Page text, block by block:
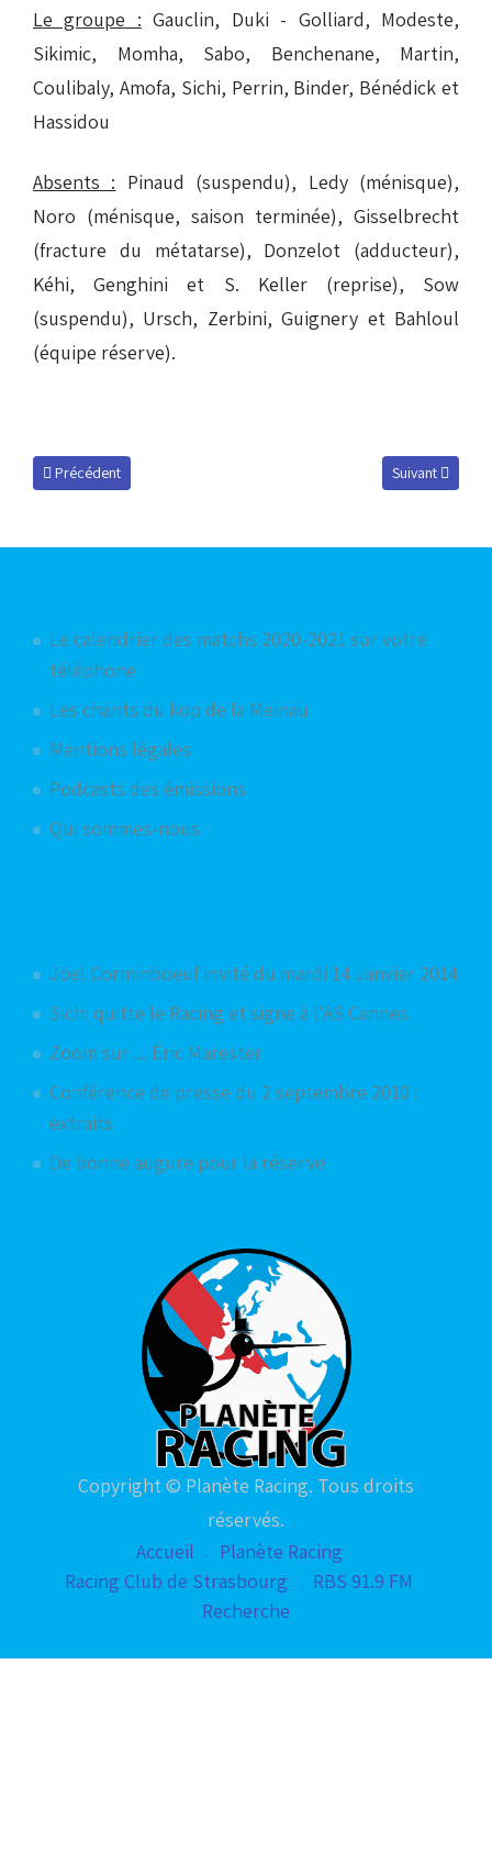
Le groupe : Gauclin, Duki - Golliard, Modeste,
Sikimic, Momha, Sabo, Benchenane, Martin,
Coulibaly, Amofa, Sichi, Perrin, Binder, Bénédick et
Hassidou
Absents : Pinaud (suspendu), Ledy (ménisque),
Noro (ménisque, saison terminée), Gisselbrecht
(fracture du métatarse), Donzelot (adducteur),
Kéhi, Genghini et S. Keller (reprise), Sow
(suspendu), Ursch, Zerbini, Guignery et Bahloul
(équipe réserve).
Article précédent : Grenoble / RCS : le groupe strasbourgeois
Précédent Article suivant :
Suivant
Le calendrier des matchs 2020-2021 sur votre
téléphone
Les chants du kop de la Meinau
Mentions légales
Podcasts des émissions
Qui sommes-nous
Jöel Corminboeuf invité du mardi 14 Janvier 2014
Sichi quitte le Racing et signe à l'AS Cannes
Zoom sur ... Éric Marester
Conférence de presse du 2 septembre 2010 :
extraits
De bonne augure pour la réserve
Copyright © Planète Racing. Tous droits
réservés.
Accueil
Planète Racing
Racing Club de Strasbourg
RBS 91.9 FM
Recherche